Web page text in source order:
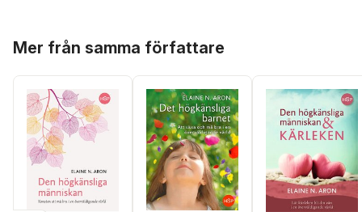
Mer från samma författare